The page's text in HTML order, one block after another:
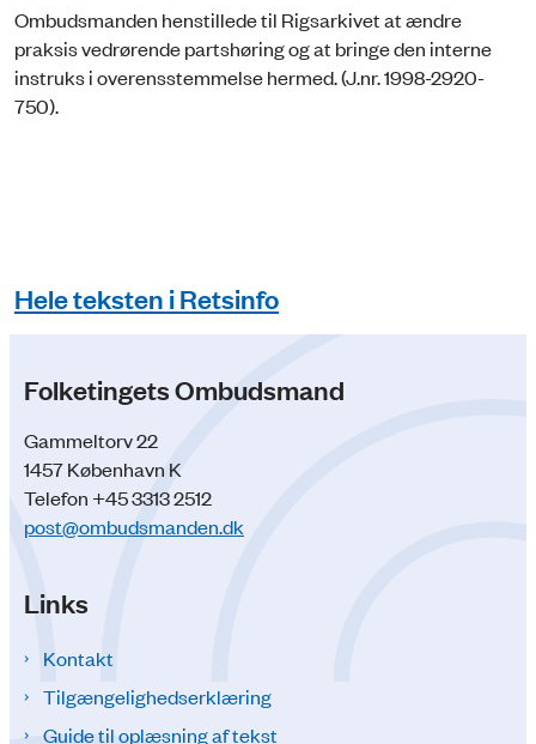
Ombudsmanden henstillede til Rigsarkivet at ændre
praksis vedrørende partshøring og at bringe den interne
instruks i overensstemmelse hermed. (J.nr. 1998-2920-
750).
Hele teksten i Retsinfo
Folketingets Ombudsmand
Gammeltorv 22
1457 København K
Telefon +45 3313 2512
post@ombudsmanden.dk
Links
Kontakt
Tilgængelighedserklæring
Guide til oplæsning af tekst